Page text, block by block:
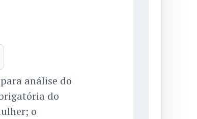
análise do
do
o